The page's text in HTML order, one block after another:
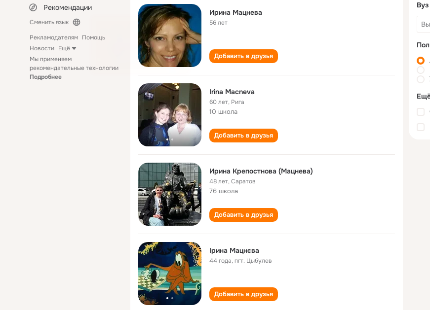
Рекомендации
Сменить язык
Рекламодателям Помощь
Новости Ещё
Мы применяем
рекомендательные технологии
Подробнее
Ирина Мацнева
56 лет
Добавить в друзья
Irina Macneva
60 лет, Рига
10 школа
Добавить в друзья
Ирина Крепостнова (Мацнева)
48 лет,Саратов
76 школа
Добавить в друзья
Ірина Мацнєва
44 года,пгт. Цыбулев
Добавить в друзья
Вуз
Пол